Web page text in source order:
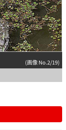
(画像 No.2/19)